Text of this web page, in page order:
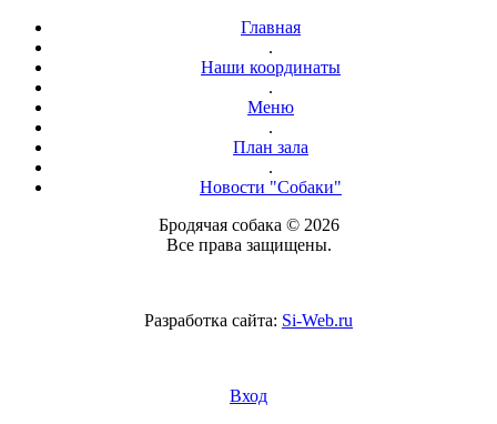
Главная
.
Наши координаты
.
Меню
.
План зала
.
Новости "Собаки"
Бродячая собака © 2026
Все права защищены.
Разработка сайта: Si-Web.ru
Вход